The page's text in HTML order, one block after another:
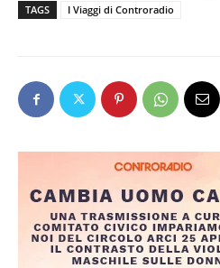
TAGS I Viaggi di Controradio